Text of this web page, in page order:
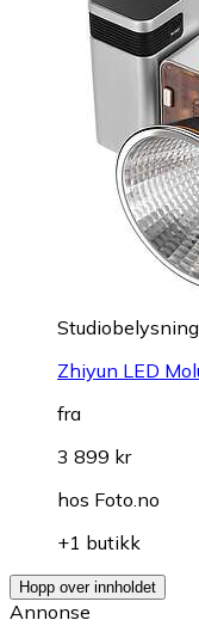
Studiobelysning
Zhiyun LED
fra
3 899 kr
hos Foto.no
+1 butikk
Hopp over innholdet
Annonse